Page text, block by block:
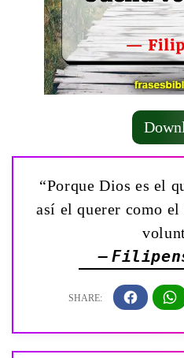
“Porque Dios es el
así el querer como el
—